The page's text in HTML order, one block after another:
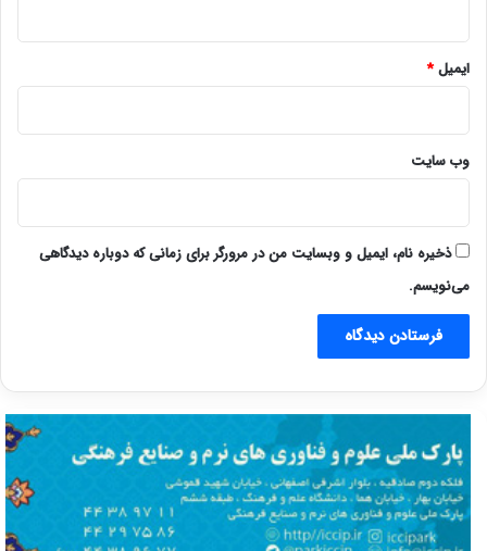
ایمیل*
وب‌ سایت
ذخیره نام، ایمیل و وبسایت من در مرورگر برای زمانی که دوباره دیدگاهی
می‌نویسم.